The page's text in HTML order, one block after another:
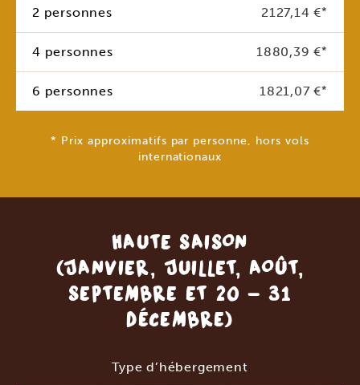
2 personnes 2127,14 €*
4 personnes 1880,39 €*
6 personnes 1821,07 €*
* Prix approximatifs par personne, hors vols
internationaux
HAUTE SAISON
(JANVIER, JUILLET, AOÛT,
SEPTEMBRE ET 20 - 31
DÉCEMBRE)
Type d’hébergement